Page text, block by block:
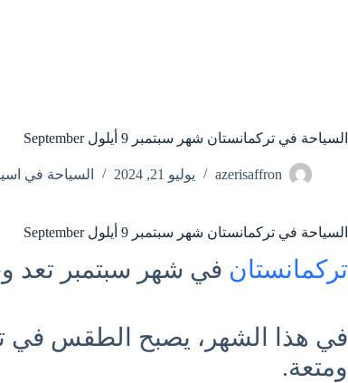
السياحة في تركمانستان شهر سبتمبر 9 أيلول September
azerisaffron يوليو 21, 2024 السياحة في
السياحة في تركمانستان شهر سبتمبر 9 أيلول September
تركمانستان في شهر سبتمبر تعد
في هذا الشهر، يصبح الطقس في
ومتعة.